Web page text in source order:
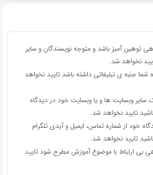
توهین آمیز باشد و متوجه نویسندگان و سایر
نخواهد شد.
شما جنبه ی تبلیغاتی داشته باشد تایید نخواهد
سایر وبسایت ها و یا وبسایت خود در دیدگاه
تایید نخواهد شد.
خود از شماره تماس، ایمیل و آیدی تلگرام
تایید نخواهد شد.
بی ارتباط با موضوع آموزش مطرح شود تایید